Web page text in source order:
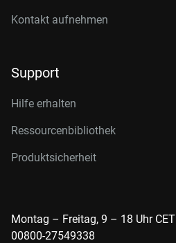
Kontakt aufnehmen
Support
Hilfe erhalten
Ressourcenbibliothek
Produktsicherheit
Montag – Freitag, 9 – 18 Uhr CET
00800-27549338